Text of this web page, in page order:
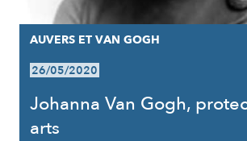
AUVERS ET VAN GOGH
26/05/2020
Johanna Van Gogh,
arts